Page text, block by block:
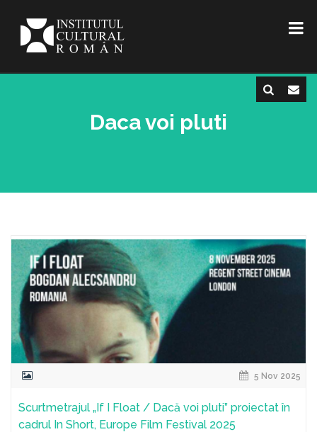
Daca voi pluti
5 Nov 2025
Scurtmetrajul „If I Float / Dacă voi pluti” proiectat în
cadrul In Short, Europe Film Festival 2025